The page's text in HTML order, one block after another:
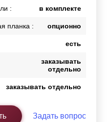
: в комплекте
планка : опционно
есть
заказывать
отдельно
заказывать отдельно
Задать вопрос